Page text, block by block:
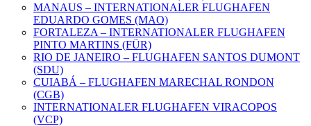
MANAUS – INTERNATIONALER FLUGHAFEN
EDUARDO GOMES (MAO)
FORTALEZA – INTERNATIONALER FLUGHAFEN
PINTO MARTINS (FÜR)
RIO DE JANEIRO – FLUGHAFEN SANTOS DUMONT
(SDU)
CUIABÁ – FLUGHAFEN MARECHAL RONDON
(CGB)
INTERNATIONALER FLUGHAFEN VIRACOPOS
(VCP)